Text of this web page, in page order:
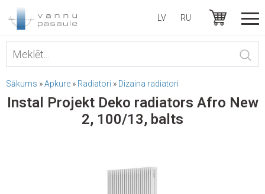
LV RU
Sākums »Apkure » Radiatori » Dizaina radiatori
Instal Projekt Deko radiators Afro New
2, 100/13, balts